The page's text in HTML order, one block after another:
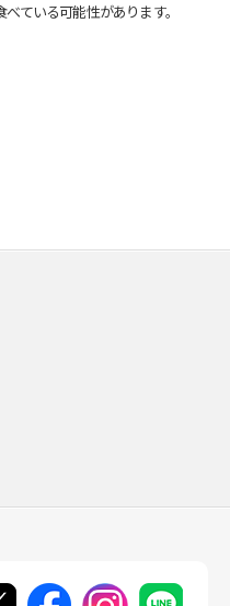
ている可能性があります。